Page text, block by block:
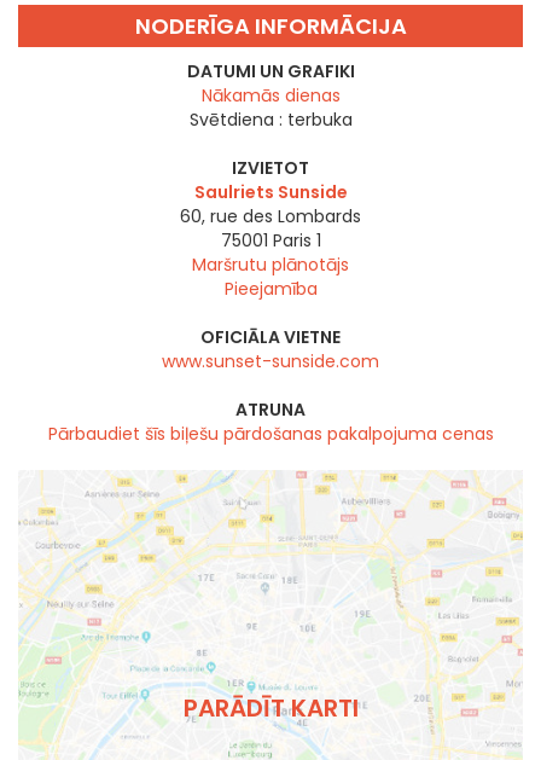
NODERĪGA INFORMĀCIJA
DATUMI UN GRAFIKI
Nākamās dienas
Svētdiena : terbuka
IZVIETOT
Saulriets Sunside
60, rue des Lombards
75001 Paris 1
Maršrutu plānotājs
Pieejamība
OFICIĀLA VIETNE
www.sunset-sunside.com
ATRUNA
Pārbaudiet šīs biļešu pārdošanas pakalpojuma cenas
PARĀDĪT KARTI